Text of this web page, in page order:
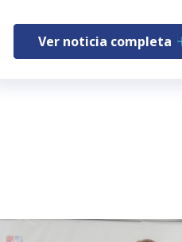
Ver noticia completa